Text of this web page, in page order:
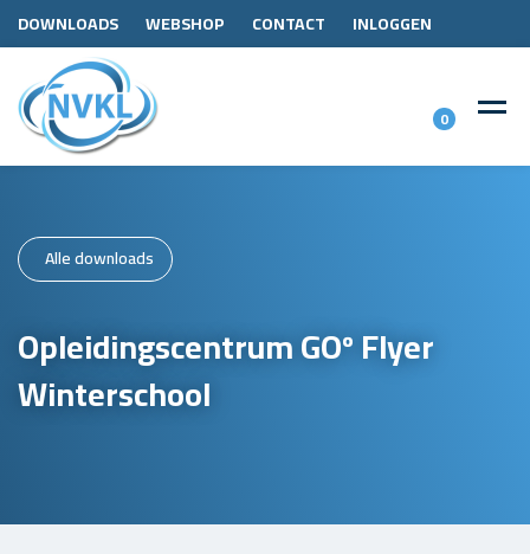
DOWNLOADS WEBSHOP CONTACT INLOGGEN
0
Alle downloads
Opleidingscentrum GOº Flyer
Winterschool